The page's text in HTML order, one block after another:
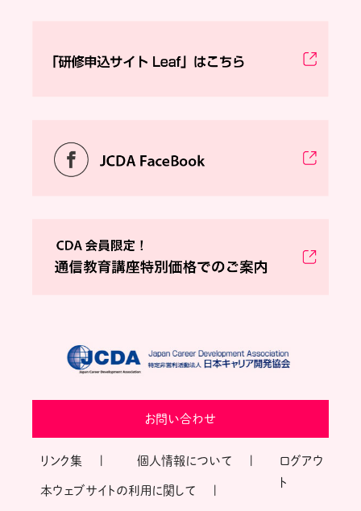
お問い合わせ
リンク集 個人情報について
本ウェブサイトの利用に関して
ログアウ
ト